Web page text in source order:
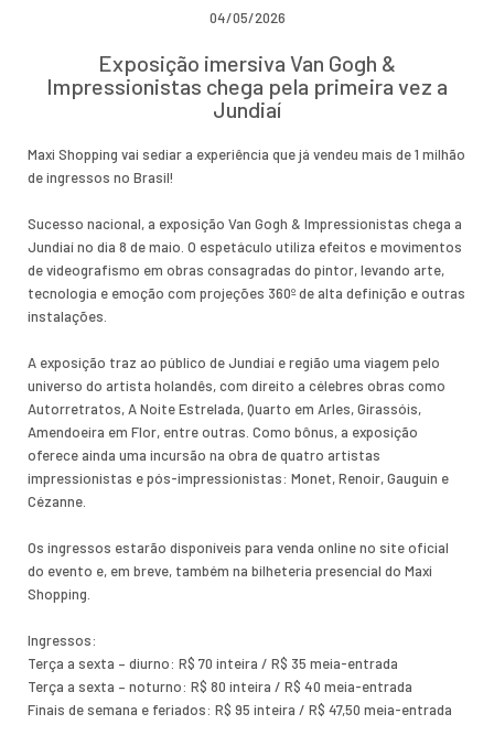
04/05/2026
Exposição imersiva Van Gogh &
Impressionistas chega pela primeira vez a
Jundiaí
Maxi Shopping vai sediar a experiência que já vendeu mais de 1 milhão
de ingressos no Brasil!
Sucesso nacional, a exposição Van Gogh & Impressionistas chega a
Jundiaí no dia 8 de maio. O espetáculo utiliza efeitos e movimentos
de videografismo em obras consagradas do pintor, levando arte,
tecnologia e emoção com projeções 360º de alta definição e outras
instalações.
A exposição traz ao público de Jundiaí e região uma viagem pelo
universo do artista holandês, com direito a célebres obras como
Autorretratos, A Noite Estrelada, Quarto em Arles, Girassóis,
Amendoeira em Flor, entre outras. Como bônus, a exposição
oferece ainda uma incursão na obra de quatro artistas
impressionistas e pós-impressionistas: Monet, Renoir, Gauguin e
Cézanne.
Os ingressos estarão disponíveis para venda online no site oficial
do evento e, em breve, também na bilheteria presencial do Maxi
Shopping.
Ingressos:
Terça a sexta – diurno: R$ 70 inteira / R$ 35 meia-entrada
Terça a sexta – noturno: R$ 80 inteira / R$ 40 meia-entrada
Finais de semana e feriados: R$ 95 inteira / R$ 47,50 meia-entrada